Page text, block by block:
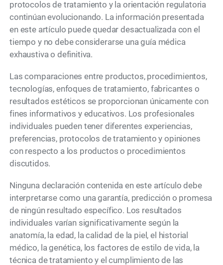
protocolos de tratamiento y la orientación regulatoria
continúan evolucionando. La información presentada
en este artículo puede quedar desactualizada con el
tiempo y no debe considerarse una guía médica
exhaustiva o definitiva.
Las comparaciones entre productos, procedimientos,
tecnologías, enfoques de tratamiento, fabricantes o
resultados estéticos se proporcionan únicamente con
fines informativos y educativos. Los profesionales
individuales pueden tener diferentes experiencias,
preferencias, protocolos de tratamiento y opiniones
con respecto a los productos o procedimientos
discutidos.
Ninguna declaración contenida en este artículo debe
interpretarse como una garantía, predicción o promesa
de ningún resultado específico. Los resultados
individuales varían significativamente según la
anatomía, la edad, la calidad de la piel, el historial
médico, la genética, los factores de estilo de vida, la
técnica de tratamiento y el cumplimiento de las